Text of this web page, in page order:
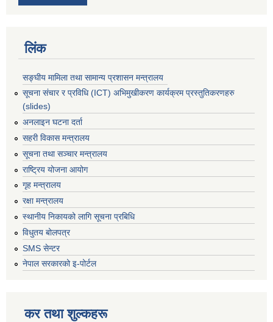
लिंक
सङ्घीय मामिला तथा सामान्य प्रशासन मन्त्रालय
सूचना संचार र प्रविधि (ICT) अभिमुखीकरण कार्यक्रम प्रस्तुतिकरणहरु
(slides)
अनलाइन घटना दर्ता
सहरी विकास मन्त्रालय
सूचना तथा सञ्चार मन्त्रालय
राष्ट्रिय योजना आयोग
गृह मन्त्रालय
रक्षा मन्त्रालय
स्थानीय निकायको लागि सूचना प्रबिधि
विधुतय बोलपत्र
SMS सेन्टर
नेपाल सरकारको इ-पोर्टल
कर तथा शुल्कहरू